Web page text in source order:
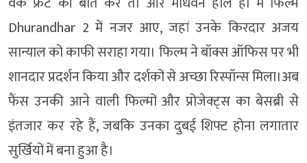
Dhurandhar 2 में नजर आए, जहां उनके किरदार अजय
सान्याल को काफी सराहा गया। फिल्म ने बॉक्स ऑफिस पर भी
शानदार प्रदर्शन किया और दर्शकों से अच्छा रिस्पॉन्स मिला।अब
फैंस उनकी आने वाली फिल्मों और प्रोजेक्ट्स का बेसब्री से
इंतजार कर रहे हैं, जबकि उनका दुबई शिफ्ट होना लगातार
सुर्खियों में बना हुआ है।